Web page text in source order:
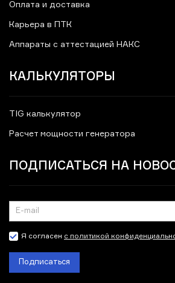
Оплата и доставка
Карьера в ПТК
Аппараты с аттестацией НАКС
КАЛЬКУЛЯТОРЫ
TIG калькулятор
Расчет мощности генератора
ПОДПИСАТЬСЯ НА
Я согласен с политикой
Подписаться